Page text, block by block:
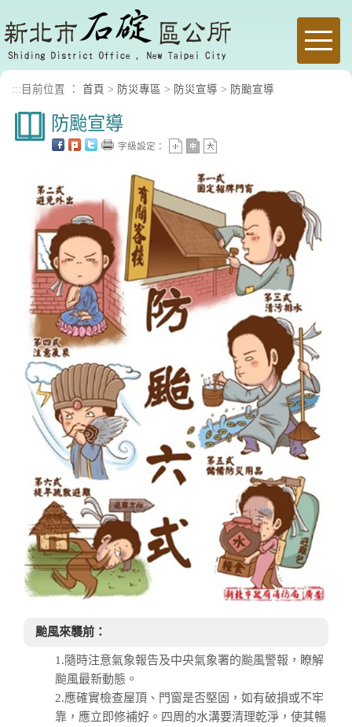
Toggle
::: 目前位置 ： 首頁 > 防災專區 > 防災宣導 > 防颱宣導
防颱宣導
字級設定：
颱風來襲前：
1.隨時注意氣象報告及中央氣象署的颱風警報，瞭解
颱風最新動態。
2.應確實檢查屋頂、門窗是否堅固，如有破損或不牢
靠，應立即修補好。四周的水溝要清理乾淨，使其暢